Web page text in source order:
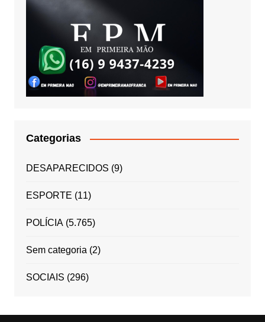
Categorias
DESAPARECIDOS (9)
ESPORTE (11)
POLÍCIA(5.765)
Sem categoria(2)
SOCIAIS (296)